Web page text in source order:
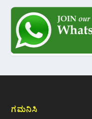
ಗಮನಿಸಿ